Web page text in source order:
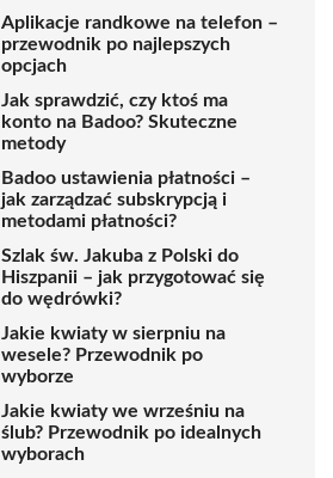
Aplikacje randkowe na telefon –
przewodnik po najlepszych
opcjach
Jak sprawdzić, czy ktoś ma
konto na Badoo? Skuteczne
metody
Badoo ustawienia płatności –
jak zarządzać subskrypcją i
metodami płatności?
Szlak św. Jakuba z Polski do
Hiszpanii – jak przygotować się
do wędrówki?
Jakie kwiaty w sierpniu na
wesele? Przewodnik po
wyborze
Jakie kwiaty we wrześniu na
ślub? Przewodnik po idealnych
wyborach